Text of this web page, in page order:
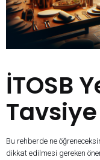
İTOSB
Tavsiye
Bu rehberde ne
dikkat edilmesi gereken